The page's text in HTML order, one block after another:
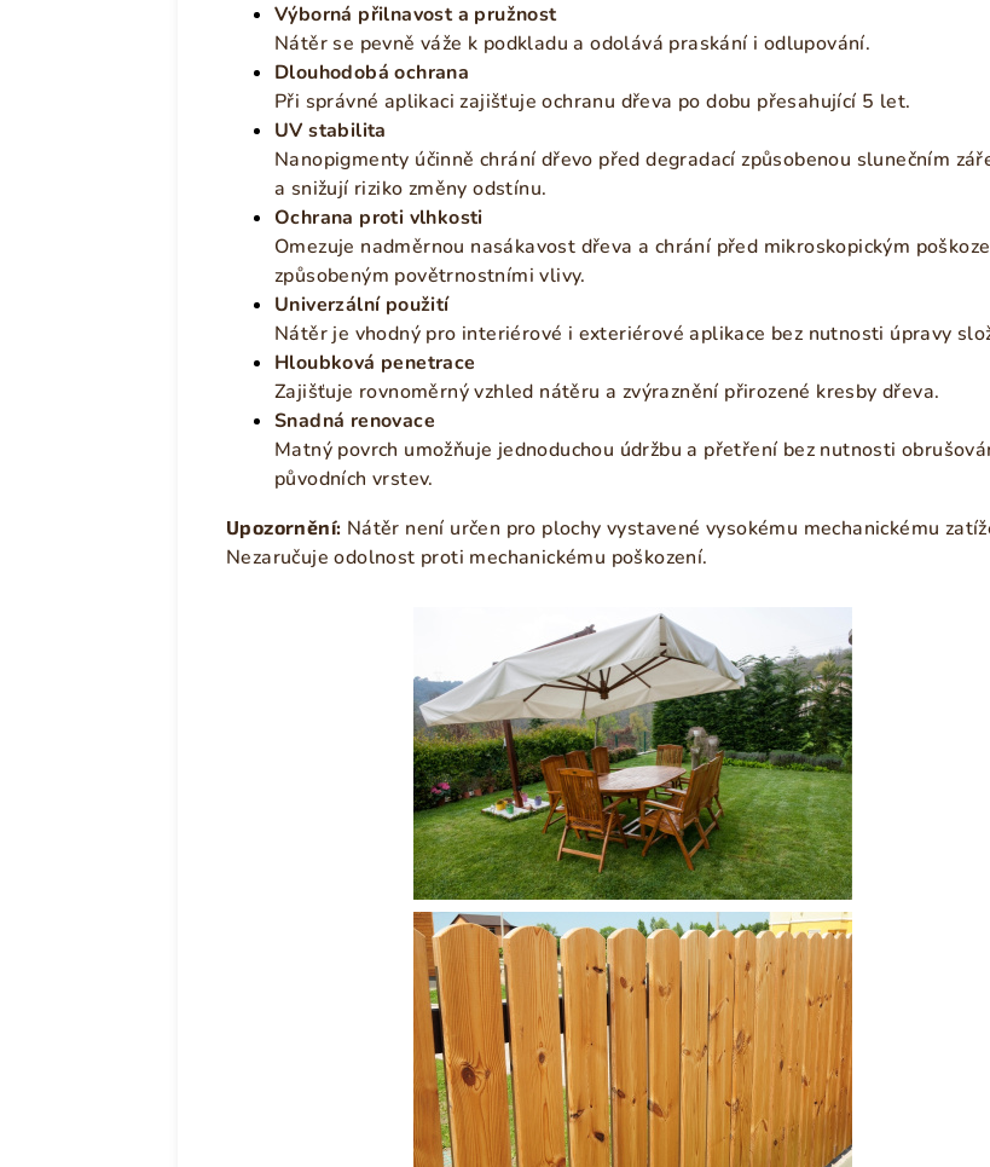
Výborná přilnavost a pružnost
Nátěr se pevně váže k podkladu a odolává praskání i odlupování.
Dlouhodobá ochrana
Při správné aplikaci zajišťuje ochranu dřeva po dobu přesahující 5 let.
UV stabilita
Nanopigmenty účinně chrání dřevo před degradací způsobenou slunečním
a snižují riziko změny odstínu.
Ochrana proti vlhkosti
Omezuje nadměrnou nasákavost dřeva a chrání před mikroskopickým
způsobeným povětrnostními vlivy.
Univerzální použití
Nátěr je vhodný pro interiérové i exteriérové aplikace bez nutnosti úpravy
Hloubková penetrace
Zajišťuje rovnoměrný vzhled nátěru a zvýraznění přirozené kresby dřeva.
Snadná renovace
Matný povrch umožňuje jednoduchou údržbu a přetření bez nutnosti
původních vrstev.
Upozornění: Nátěr není určen pro plochy vystavené vysokému mechanickému
Nezaručuje odolnost proti mechanickému poškození.